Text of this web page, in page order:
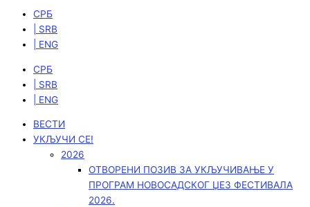
СРБ
| SRB
| ENG
СРБ
| SRB
| ENG
ВЕСТИ
УКЉУЧИ СЕ!
2026
ОТВОРЕНИ ПОЗИВ ЗА УКЉУЧИВАЊЕ У
ПРОГРАМ НОВОСАДСКОГ ЏЕЗ ФЕСТИВАЛА
2026.